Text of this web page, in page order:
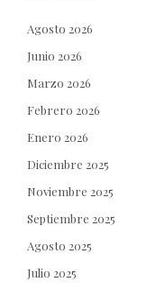
Agosto 2026
Junio 2026
Marzo 2026
Febrero 2026
Enero 2026
Diciembre 2025
Noviembre 2025
Septiembre 2025
Agosto 2025
Julio 2025